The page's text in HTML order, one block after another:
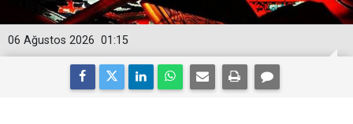
01:15
06 Ağustos 2026